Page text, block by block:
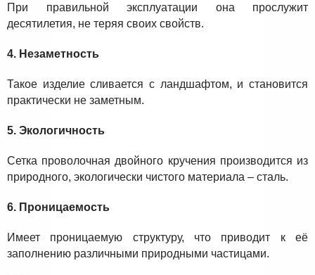
При правильной эксплуатации она прослужит
десятилетия, не теряя своих свойств.
4. Незаметность
Такое изделие сливается с ландшафтом, и становится
практически не заметным.
5. Экологичность
Сетка проволочная двойного кручения производится из
природного, экологически чистого материала – сталь.
6. Проницаемость
Имеет проницаемую структуру, что приводит к её
заполнению различными природными частицами.